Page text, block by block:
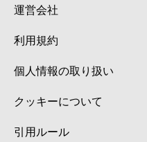
運営会社
利用規約
個人情報の取り扱い
クッキーについて
引用ルール